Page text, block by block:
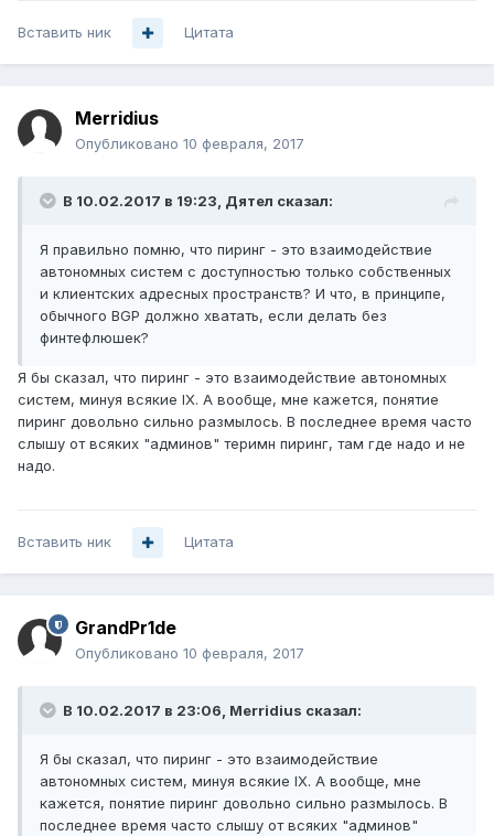
Вставить ник Цитата
Merridius
Опубликовано 10 февраля, 2017
В 10.02.2017 в 19:23, Дятел сказал:
Я правильно помню, что пиринг - это взаимодействие
автономных систем с доступностью только собственных
и клиентских адресных пространств? И что, в принципе,
обычного BGP должно хватать, если делать без
финтефлюшек?
Я бы сказал, что пиринг - это взаимодействие автономных
систем, минуя всякие IX. А вообще, мне кажется, понятие
пиринг довольно сильно размылось. В последнее время часто
слышу от всяких "админов" теримн пиринг, там где надо и не
надо.
Вставить ник Цитата
GrandPr1de
Опубликовано 10 февраля, 2017
В 10.02.2017 в 23:06, Merridius сказал:
Я бы сказал, что пиринг - это взаимодействие
автономных систем, минуя всякие IX. А вообще, мне
кажется, понятие пиринг довольно сильно размылось. В
последнее время часто слышу от всяких "админов"